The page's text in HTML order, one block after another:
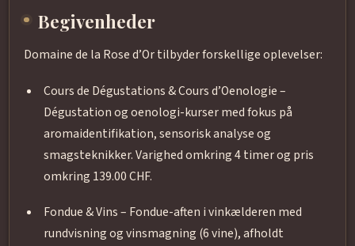
Begivenheder
Domaine de la Rose d’Or tilbyder forskellige oplevelser:
Cours de Dégustations & Cours d’Oenologie –
Dégustation og oenologi-kurser med fokus på
aromaidentifikation, sensorisk analyse og
smagsteknikker. Varighed omkring 4 timer og pris
omkring 139.00 CHF.
Fondue & Vins – Fondue-aften i vinkælderen med
rundvisning og vinsmagning (6 vine), afholdt